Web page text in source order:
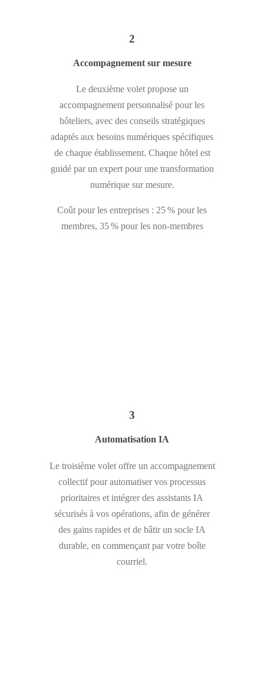
2
Accompagnement sur mesure
Le deuxième volet propose un
accompagnement personnalisé pour les
hôteliers, avec des conseils stratégiques
adaptés aux besoins numériques spécifiques
de chaque établissement. Chaque hôtel est
guidé par un expert pour une transformation
numérique sur mesure.
Coût pour les entreprises : 25 % pour les
membres, 35 % pour les non-membres
3
Automatisation IA
Le troisième volet offre un accompagnement
collectif pour automatiser vos processus
prioritaires et intégrer des assistants IA
sécurisés à vos opérations, afin de générer
des gains rapides et de bâtir un socle IA
durable, en commençant par votre boîte
courriel.